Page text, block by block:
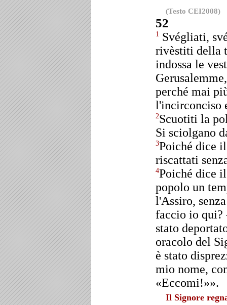
(Testo CEI2008)
52
1 Svégliati,
rivèstiti della
indossa le
perché mai
l'incirconciso
2Scuotiti la
Si sciolgano
3Poiché dice
riscattati
4Poiché dice
popolo un
l'Assiro,
faccio io qui?
stato
oracolo del
è stato
mio nome,
«Eccomi!»».
Il Signore